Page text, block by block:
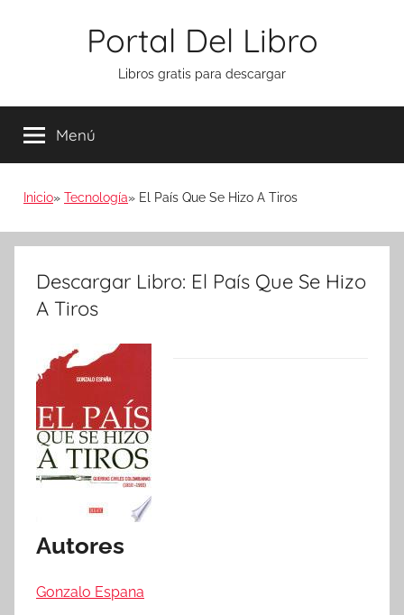
Portal Del Libro
Libros gratis para descargar
Menú
Inicio Tecnología El País Que Se Hizo A Tiros
Descargar Libro: El País Que Se Hizo
A Tiros
Autores
Gonzalo Espana